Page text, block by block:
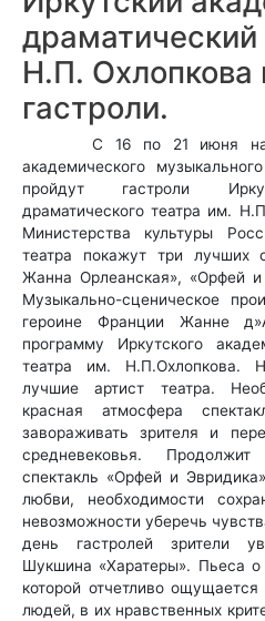
драматический
Н.П. Охлопкова
гастроли.
С 16 по 21 июня на
академического
пройдут гастроли
драматического театра им.
Министерства культуры
театра покажут три лучших
Жанна Орлеанская», «Орфей
Музыкально-сценическое
героине Франции Жанне
программу Иркутского
театра им. Н.П.Охлопкова.
лучшие артист театра.
красная атмосфера
завораживать зрителя и
средневековья.
спектакль «Орфей и
любви, необходимости
невозможности уберечь
день гастролей зрители
Шукшина «Харатеры». Пьеса
которой отчетливо
людей, в их нравственных